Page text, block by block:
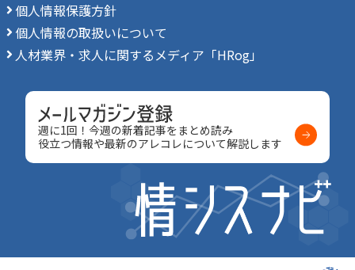
個人情報保護方針
個人情報の取扱いについて
人材業界・求人に関するメディア「HRog」
週に1回！今週の新着記事をまとめ読み
役立つ情報や最新のアレコレについて解説します